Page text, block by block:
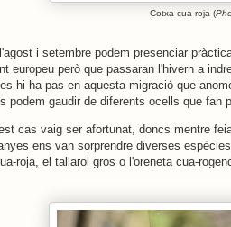
Cotxa cua-roja (
i setembre podem presenciar
europeu però que passaran l'hivern a
hi ha pas en aquesta migració que
podem gaudir de diferents ocells que fan
cas vaig ser afortunat, doncs mentre
ens van sorprendre diverses
roja, el tallarol gros o l'oreneta cua-